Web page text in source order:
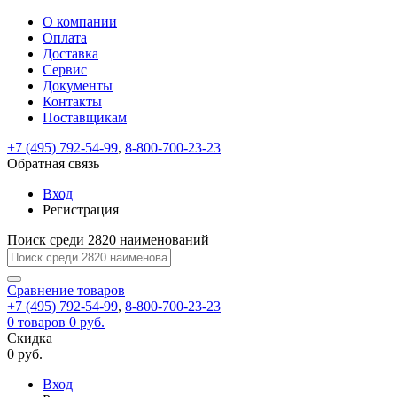
ВходРегистрация
test@example.com
отправлена
по
ней
завершения
регистрации.
Ок
Запомнить
меня
Забыли
Восстановление
пароля
Заполните
форму.
Мы
отправим
ссылку
указанный
электронный
перейдя
по
которой
вы
задать
На
вашу
почту
test@test.ru
ссылка.
Перейдите
по
для
смены
пароля.
Введите
новый
пароль
Сменить
Пароль
успешно
восстановлен
Обратная
связь
Сообщение
пользовательского
сообщение
успешно
отправлено.
О компании
Оплата
Доставка
Сервис
Документы
Контакты
Поставщикам
+7 (495) 792-54-99, 8-800-700-23-23
Обратная связь
Вход
Регистрация
Поиск среди 2820 наименований
Сравнение товаров
+7 (495) 792-54-99, 8-800-700-23-23
0 товаров 0 руб.
Скидка
0 руб.
Вход